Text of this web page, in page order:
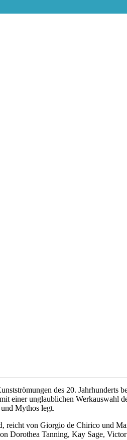
des 20. Jahrhunderts
einer unglaublichen Werkauswahl
Mythos legt.
von Giorgio de Chirico und
Dorothea Tanning, Kay Sage,